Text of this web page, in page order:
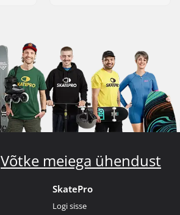
Võtke meiega ühendust
SkatePro
Logi sisse